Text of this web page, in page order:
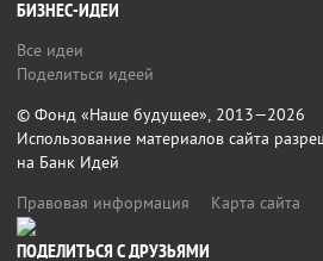
БИЗНЕС-ИДЕИ
Все идеи
Поделиться идеей
© Фонд «Наше будущее», 2013—2026
Использование материалов сайта
на Банк Идей
Правовая информация
Карта сайта
ПОДЕЛИТЬСЯ С ДРУЗЬЯМИ